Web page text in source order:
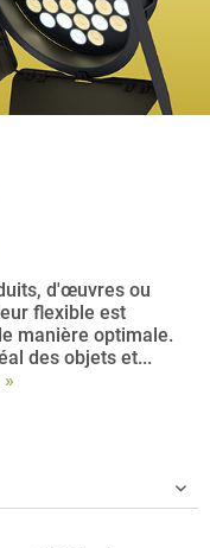
d'œuvres ou
flexible est
manière optimale.
des objets et...